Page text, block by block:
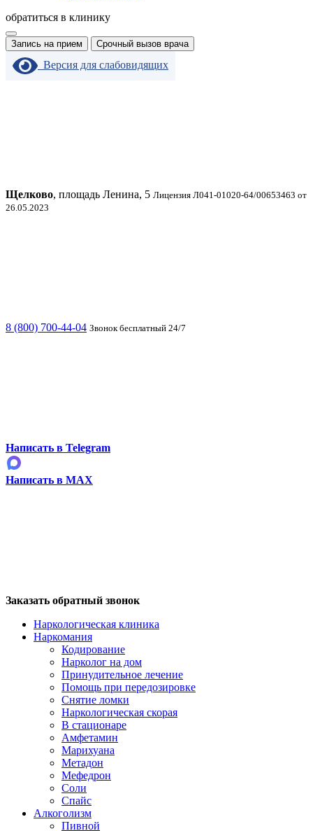
обратиться в клинику
Запись на прием Срочный вызов врача
Версия для слабовидящих
Щелково, площадь Ленина, 5 Лицензия Л041-01020-64/00653463 от
26.05.2023
8 (800) 700-44-04 Звонок бесплатный 24/7
Написать в Telegram
Написать в MAX
Заказать обратный звонок
Наркологическая клиника
Наркомания
Кодирование
Нарколог на дом
Принудительное лечение
Помощь при передозировке
Снятие ломки
Наркологическая скорая
В стационаре
Амфетамин
Марихуана
Метадон
Мефедрон
Соли
Спайс
Алкоголизм
Пивной